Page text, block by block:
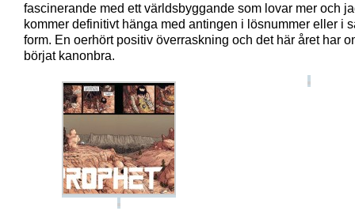
fascinerande med ett världsbyggande som lovar mer och
kommer definitivt hänga med antingen i lösnummer eller i
form. En oerhört positiv överraskning och det här året har
börjat kanonbra.